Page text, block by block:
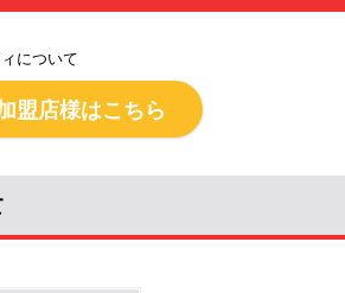
について
盟店様はこちら